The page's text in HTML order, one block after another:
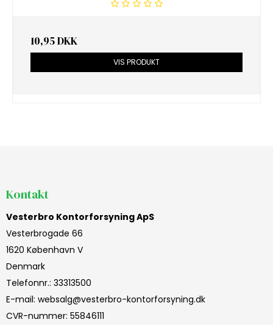
10,95 DKK
VIS PRODUKT
Kontakt
Vesterbro Kontorforsyning ApS
Vesterbrogade 66
1620 København V
Denmark
Telefonnr.: 33313500
E-mail: websalg@vesterbro-kontorforsyning.dk
CVR-nummer: 55846111